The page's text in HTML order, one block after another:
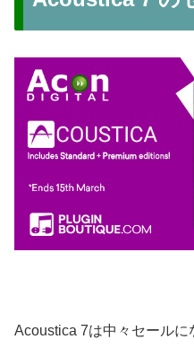
Acoustica 7は中々セール